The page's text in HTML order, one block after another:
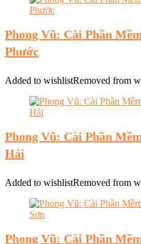
Phong Vũ: Cài Phần
Phước
Added to wishlistRemoved from
Phong Vũ: Cài Phần
Hải
Added to wishlistRemoved from
Phong Vũ: Cài Phần